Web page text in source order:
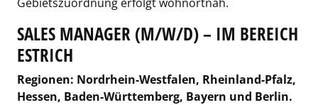
SALES MANAGER (M/W/D) – IM BEREICH
ESTRICH
Regionen: Nordrhein-Westfalen, Rheinland-Pfalz,
Hessen, Baden-Württemberg, Bayern und Berlin.